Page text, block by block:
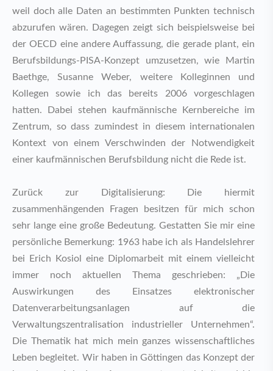
weil doch alle Daten an bestimmten Punkten technisch
abzurufen wären. Dagegen zeigt sich beispielsweise bei
der OECD eine andere Auffassung, die gerade plant, ein
Berufsbildungs-PISA-Konzept umzusetzen, wie Martin
Baethge, Susanne Weber, weitere Kolleginnen und
Kollegen sowie ich das bereits 2006 vorgeschlagen
hatten. Dabei stehen kaufmännische Kernbereiche im
Zentrum, so dass zumindest in diesem internationalen
Kontext von einem Verschwinden der Notwendigkeit
einer kaufmännischen Berufsbildung nicht die Rede ist.
Zurück zur Digitalisierung: Die hiermit
zusammenhängenden Fragen besitzen für mich schon
sehr lange eine große Bedeutung. Gestatten Sie mir eine
persönliche Bemerkung: 1963 habe ich als Handelslehrer
bei Erich Kosiol eine Diplomarbeit mit einem vielleicht
immer noch aktuellen Thema geschrieben: „Die
Auswirkungen des Einsatzes elektronischer
Datenverarbeitungsanlagen auf die
Verwaltungszentralisation industrieller Unternehmen“.
Die Thematik hat mich mein ganzes wissenschaftliches
Leben begleitet. Wir haben in Göttingen das Konzept der